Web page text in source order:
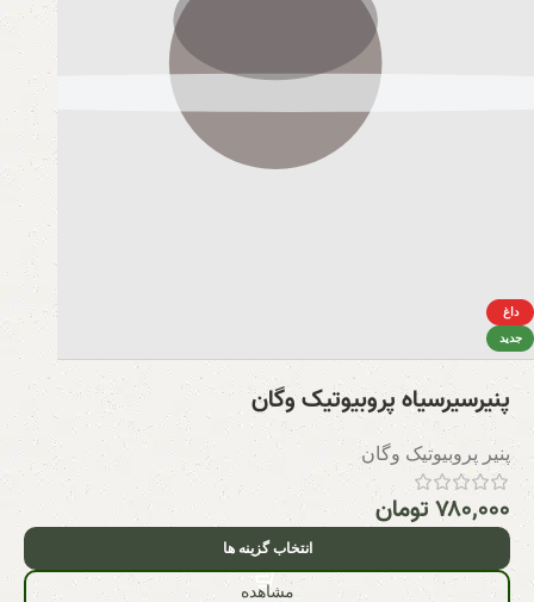
داغ
جدید
پنیرسیرسیاه پروبیوتیک وگان
پنیر پروبیوتیک وگان
۷۸۰,۰۰۰تومان
انتخاب گزینه ها
مشاهده